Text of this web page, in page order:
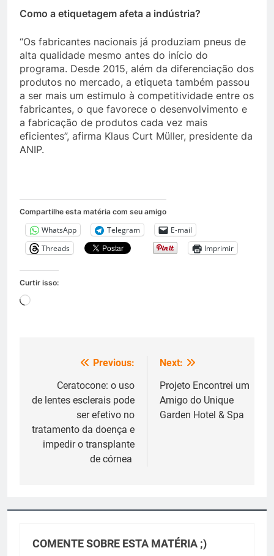
Como a etiquetagem afeta a indústria?
“Os fabricantes nacionais já produziam pneus de
alta qualidade mesmo antes do início do
programa. Desde 2015, além da diferenciação dos
produtos no mercado, a etiqueta também passou
a ser mais um estimulo à competitividade entre os
fabricantes, o que favorece o desenvolvimento e
a fabricação de produtos cada vez mais
eficientes”, afirma Klaus Curt Müller, presidente da
ANIP.
Compartilhe esta matéria com seu amigo
WhatsApp Telegram
E-mail
Threads
Imprimir
Curtir isso:
Carregando...
NavegaçãoPrevious:
Ceratocone: o uso
de lentes esclerais pode
ser efetivo no
tratamento da doença e
impedir o transplante
de córnea
Next:
Projeto Encontrei um
Amigo do Unique
Garden Hotel & Spa
COMENTE SOBRE ESTA MATÉRIA ;)